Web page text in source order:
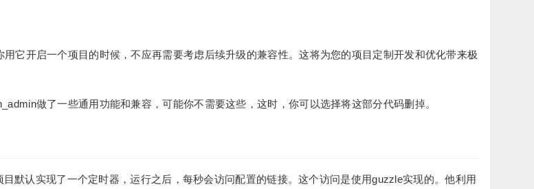
它开启一个项目的时候，不应再需要考虑后续升级的兼容性。这将为您的项目定制开发和优化带来极
做了一些通用功能和兼容，可能你不需要这些，这时，你可以选择将这部分代码删掉。
默认实现了一个定时器，运行之后，每秒会访问配置的链接。这个访问是使用guzzle实现的。他利用